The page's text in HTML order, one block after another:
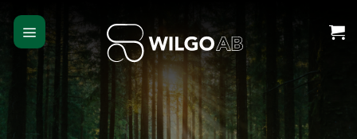
content